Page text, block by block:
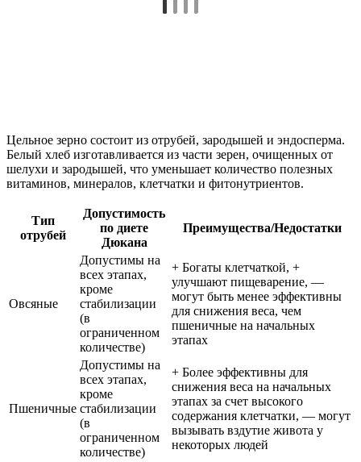
Цельное зерно состоит из отрубей, зародышей и эндосперма.
Белый хлеб изготавливается из части зерен, очищенных от
шелухи и зародышей, что уменьшает количество полезных
витаминов, минералов, клетчатки и фитонутриентов.
Тип
отрубей
Допустимость
по диете
Дюкана
Преимущества/Недостатки
Овсяные
Допустимы на
всех этапах,
кроме
стабилизации
(в
ограниченном
количестве)
+ Богаты клетчаткой, +
улучшают пищеварение, —
могут быть менее эффективны
для снижения веса, чем
пшеничные на начальных
этапах
Пшеничные
Допустимы на
всех этапах,
кроме
стабилизации
(в
ограниченном
количестве)
+ Более эффективны для
снижения веса на начальных
этапах за счет высокого
содержания клетчатки, — могут
вызывать вздутие живота у
некоторых людей